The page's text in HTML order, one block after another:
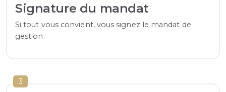
Signature du mandat
Si tout vous convient, vous signez le mandat de
gestion.
3